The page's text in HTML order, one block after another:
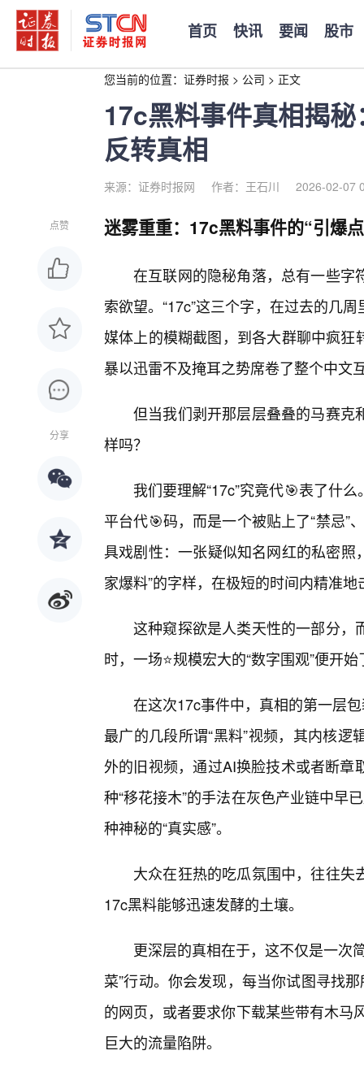
首页 快讯 要闻 股市
您当前的位置： 证券时报 > 公司 > 正文
17c黑料事件真相揭
反转真相
来源：证券时报网 作者：王石川 2026-02-07
点赞
分享
迷雾重重：17c黑料事件的“引爆
在互联网的隐秘角落，总有一些字
索欲望。“17c”这三个字，在过去的几
媒体上的模糊截图，到各大群聊中疯狂
暴以迅雷不及掩耳之势席卷了整个中文
但当我们剥开那层层叠叠的马赛克
样吗？
我们要理解“17c”究竟代🎯表了什
平台代🎯码，而是一个被贴上了“禁忌”
具戏剧性：一张疑似知名网红的私密
家爆料”的字样，在极短的时间内精准
这种窥探欲是人类天性的一部分，
时，一场⭐规模宏大的“数字围观”便开始
在这次17c事件中，真相的第一层
最广的几段所谓“黑料”视频，其内核
外的旧视频，通过AI换脸技术或者断
种“移花接木”的手法在灰色产业链中早
种神秘的“真实感”。
大众在狂热的吃瓜氛围中，往往
17c黑料能够迅速发酵的土壤。
更深层的真相在于，这不仅是一次
菜”行动。你会发现，每当你试图寻找
的网页，或者要求你下载某些带有木马
巨大的流量陷阱。